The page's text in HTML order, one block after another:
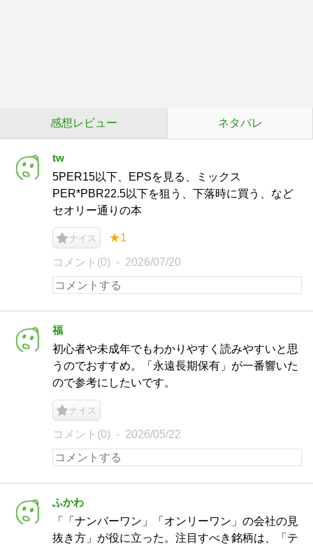
感想レビュー ネタバレ
tw
5PER15以下、EPSを見る、ミックス
PER*PBR22.5以下を狙う、下落時に買う、など
セオリー通りの本
ナイス ★1
コメント(0) 2026/07/20
福
初心者や未成年でもわかりやすく読みやすいと思
うのでおすすめ。「永遠長期保有」が一番響いた
ので参考にしたいです。
ナイス
コメント(0) 2026/05/22
ふかわ
「「ナンバーワン」「オンリーワン」の会社の見
抜き方」が役に立った。注目すべき銘柄は、「テ